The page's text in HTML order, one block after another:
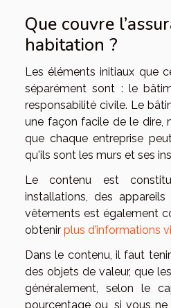
Que couvre
habitation ?
Les éléments initiaux que
séparément sont : le
responsabilité civile. Le
une façon facile de le dire,
que chaque entreprise
qu'ils sont les murs et ses
Le contenu est
installations, des appareils
vêtements est également
obtenir plus d’informations
Dans le contenu, il faut
des objets de valeur, que
généralement, selon le
pourcentage ou, si vous